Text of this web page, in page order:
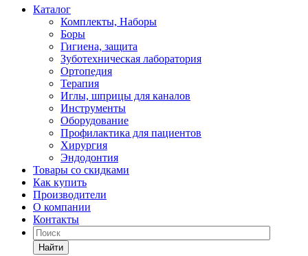
Каталог
Комплекты, Наборы
Боры
Гигиена, защита
Зуботехническая лаборатория
Ортопедия
Терапия
Иглы, шприцы для каналов
Инструменты
Оборудование
Профилактика для пациентов
Хирургия
Эндодонтия
Товары со скидками
Как купить
Производители
О компании
Контакты
Найти